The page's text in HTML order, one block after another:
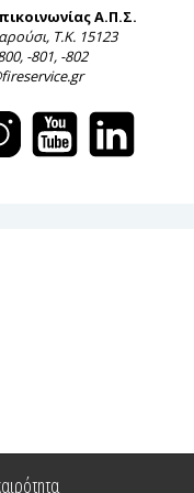
Α.Π.Σ.
Τ.Κ. 15123
-801, -802